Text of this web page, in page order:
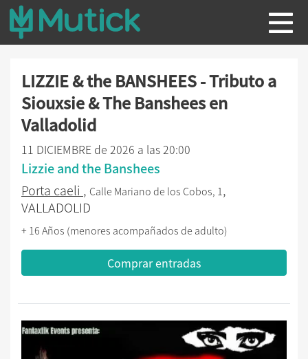
LIZZIE & the BANSHEES - Tributo a
Siouxsie & The Banshees en
Valladolid
11 DICIEMBRE de 2026 a las 20:00
Lizzie and the Banshees
Porta caeli , Calle Mariano de los Cobos, 1,
VALLADOLID
+ 16 Años (menores acompañados de adulto)
Comprar entradas